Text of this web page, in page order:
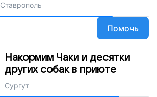
Ставрополь
Помочь
Накормим Чаки и десятки
других собак в приюте
Сургут